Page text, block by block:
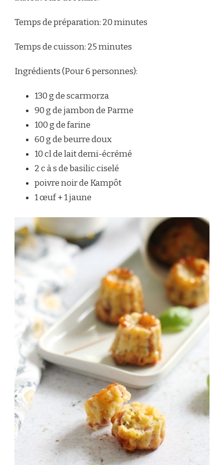
Temps de préparation: 20 minutes
Temps de cuisson: 25 minutes
Ingrédients (Pour 6 personnes):
130 g de scarmorza
90 g de jambon de Parme
100 g de farine
60 g de beurre doux
10 cl de lait demi-écrémé
2 c à s de basilic ciselé
poivre noir de Kampôt
1 œuf + 1 jaune